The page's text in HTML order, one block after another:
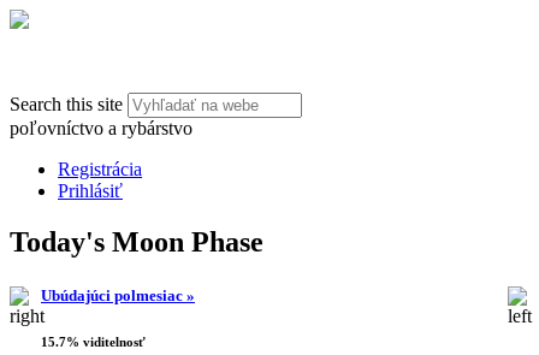
Search this site
poľovníctvo a rybárstvo
Registrácia
Prihlásiť
Today's Moon Phase
Ubúdajúci polmesiac »
15.7% viditelnosť